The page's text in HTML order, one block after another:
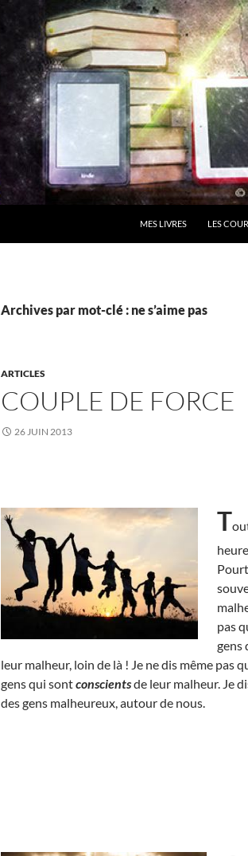
MES LIVRES LES
Archives par mot-clé : ne s’aime pas
ARTICLES
COUPLE DE FORCE
26 JUIN 2013
T
pas
gens
leur malheur, loin de là ! Je ne dis même pas
gens qui sontconscientsde leur malheur. Je
des gens malheureux, autour de nous.